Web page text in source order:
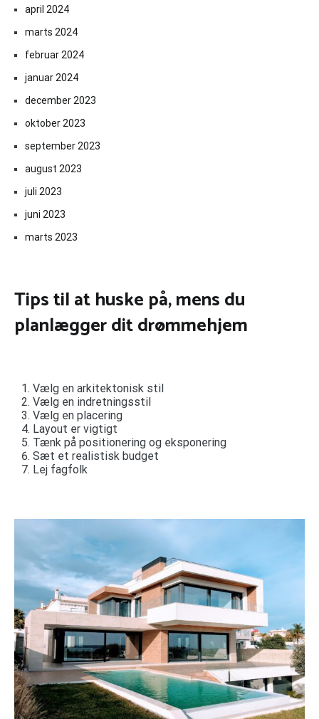
april 2024
marts 2024
februar 2024
januar 2024
december 2023
oktober 2023
september 2023
august 2023
juli 2023
juni 2023
marts 2023
Tips til at huske på, mens du
planlægger dit drømmehjem
Vælg en arkitektonisk stil
Vælg en indretningsstil
Vælg en placering
Layout er vigtigt
Tænk på positionering og eksponering
Sæt et realistisk budget
Lej fagfolk